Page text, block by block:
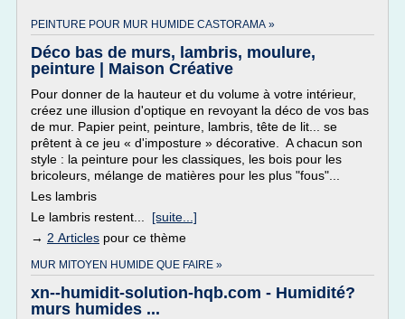
PEINTURE POUR MUR HUMIDE CASTORAMA »
Déco bas de murs, lambris, moulure,
peinture | Maison Créative
Pour donner de la hauteur et du volume à votre intérieur,
créez une illusion d'optique en revoyant la déco de vos bas
de mur. Papier peint, peinture, lambris, tête de lit... se
prêtent à ce jeu « d'imposture » décorative. A chacun son
style : la peinture pour les classiques, les bois pour les
bricoleurs, mélange de matières pour les plus "fous"...
Les lambris
Le lambris restent... [suite...]
→ 2 Articles pour ce thème
MUR MITOYEN HUMIDE QUE FAIRE »
xn--humidit-solution-hqb.com - Humidité?
murs humides ...